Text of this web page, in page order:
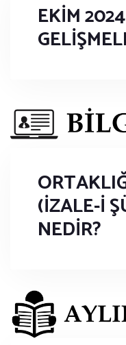
EKİM
(İZALE-İ
NEDİR?